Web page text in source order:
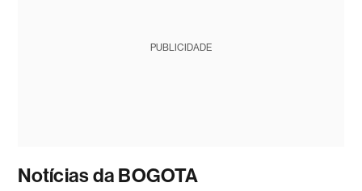
PUBLICIDADE
Notícias da BOGOTA